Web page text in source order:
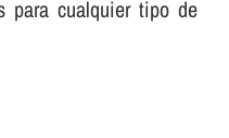
para cualquier tipo de